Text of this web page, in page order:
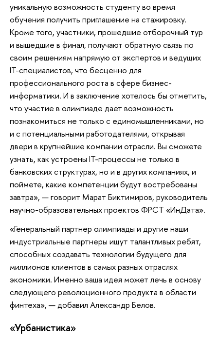
уникальную возможность студенту во время
обучения получить приглашение на стажировку.
Кроме того, участники, прошедшие отборочный тур
и вышедшие в финал, получают обратную связь по
своим решениям напрямую от экспертов и ведущих
IT-специалистов, что бесценно для
профессионального роста в сфере бизнес-
информатики. И в заключение хотелось бы отметить,
что участие в олимпиаде дает возможность
познакомиться не только с единомышленниками, но
и с потенциальными работодателями, открывая
двери в крупнейшие компании отрасли. Вы сможете
узнать, как устроены IT-процессы не только в
банковских структурах, но и в других компаниях, и
поймете, какие компетенции будут востребованы
завтра», — говорит Марат Биктимиров, руководитель
научно-образовательных проектов ФРСТ «ИнДата».
«Генеральный партнер олимпиады и другие наши
индустриальные партнеры ищут талантливых ребят,
способных создавать технологии будущего для
миллионов клиентов в самых разных отраслях
экономики. Именно ваша идея может лечь в основу
следующего революционного продукта в области
финтеха», — добавил Александр Белов.
«Урбанистика»